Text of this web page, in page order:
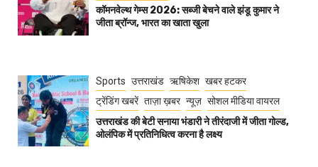
कॉमनवेल्थ गेम्स 2026: सब्जी बेचने वाले झंडू कुमार ने
जीता ब्रॉन्ज, भारत का खाता खुला
Sports उत्तराखंड ऋषिकेश खबर हटकर
ट्रेंडिंग खबरें ताज़ा ख़बर न्यूज़ सोशल मीडिया वायरल
उत्तराखंड की बेटी सनाया भंडारी ने तीरंदाजी में जीता गोल्ड,
ओलंपिक में प्रतिनिधित्व करना है लक्ष्य